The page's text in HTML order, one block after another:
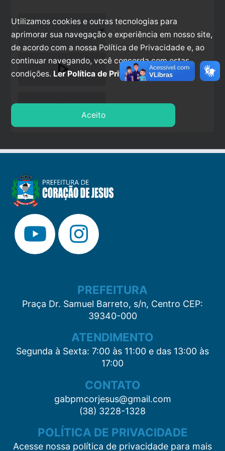
play_arrow
stop
PREFEITURA
Praça Dr. Samuel Barreto, s/n, Centro CEP:
39340-000
ATENDIMENTO
Segunda à Sexta: 7:00 às 11:00 e das 13:00 às
17:00
CONTATO
gabpmcorjesus@gmail.com
(38) 3228-1328
POLÍTICA DE PRIVACIDADE
Acesse nossa política de privacidade para mais
Utilizamos cookies e outras tecnologias para
aprimorar sua navegação e experiência em nosso site,
de acordo com a nossa Política de Privacidade e, ao
continuar navegando, você concorda com estas
condições. Ler Política de Privacidade.
Aceito